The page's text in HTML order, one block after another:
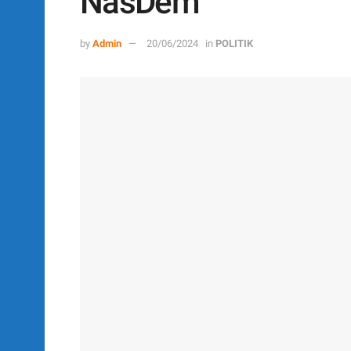
by Admin 20/06/2024 in POLITIK